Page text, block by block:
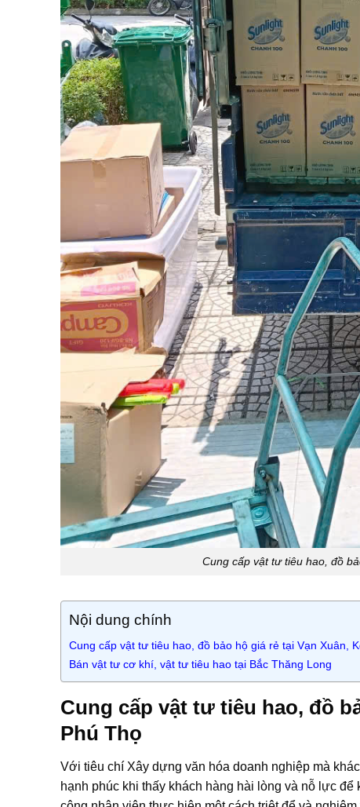
Cung cấp vật tư tiêu hao, đồ
Nội dung chính
Cung cấp vật tư tiêu hao, đồ bảo hộ giá rẻ tại Vạn Xuân,
Bán vật tư cơ khí, vật tư tiêu hao tại Bắc Thăng Long
Cung cấp vật tư tiêu hao, đồ
Phú Thọ
Với tiêu chí Xây dựng văn hóa doanh nghiệp mà
hạnh phúc khi thấy khách hàng hài lòng và nỗ lực